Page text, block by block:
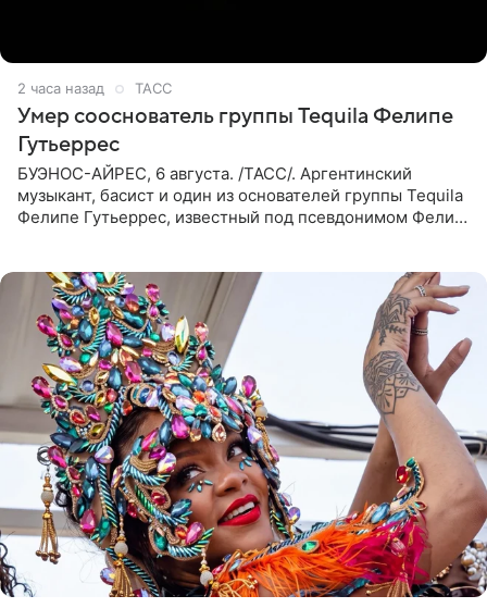
2 часа назад ТАСС
Умер сооснователь группы Tequila Фелипе
Гутьеррес
БУЭНОС-АЙРЕС, 6 августа. /ТАСС/. Аргентинский
музыкант, басист и один из основателей группы Tequila
Фелипе Гутьеррес, известный под псевдонимом Фелипе